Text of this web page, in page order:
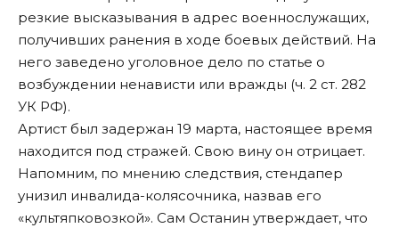
резкие высказывания в адрес военнослужащих,
получивших ранения в ходе боевых действий. На
него заведено уголовное дело по статье о
возбуждении ненависти или вражды (ч. 2 ст. 282
УК РФ).
Артист был задержан 19 марта, настоящее время
находится под стражей. Свою вину он отрицает.
Напомним, по мнению следствия, стендапер
унизил инвалида-колясочника, назвав его
«культяпковозкой». Сам Останин утверждает, что